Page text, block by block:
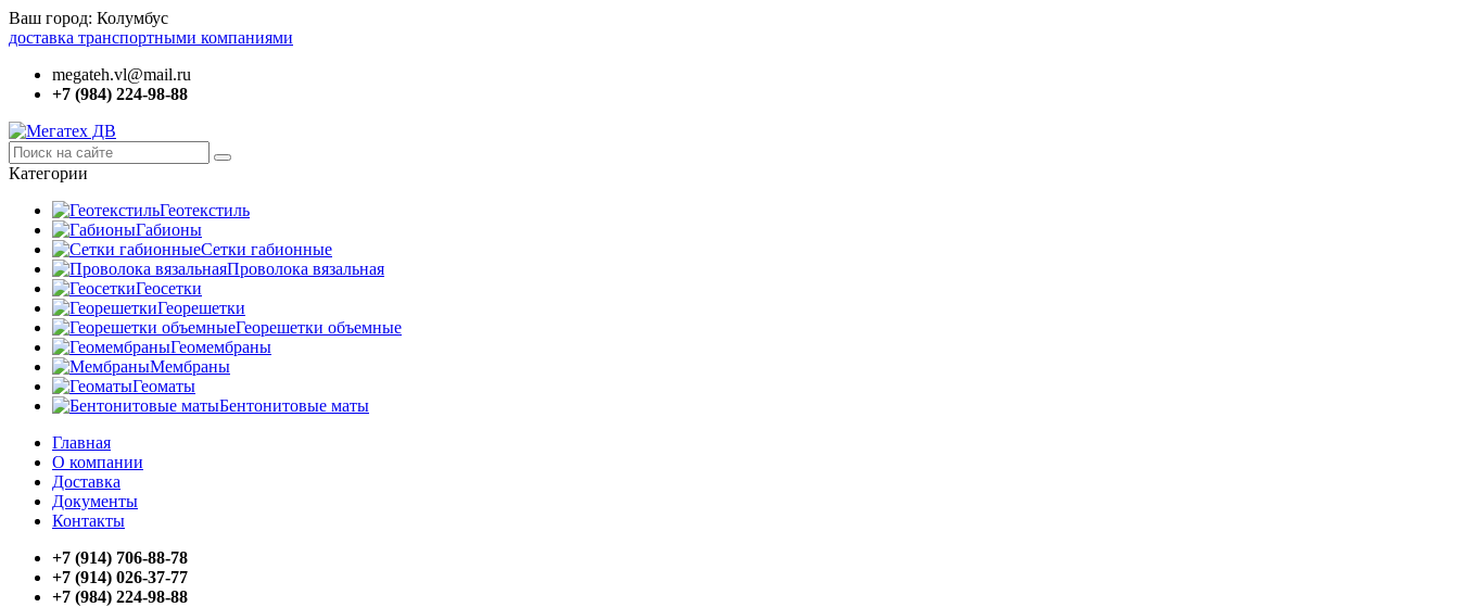
Ваш город: Колумбус
доставка транспортными компаниями
megateh.vl@mail.ru
+7 (984) 224-98-88
Категории
Геотекстиль
Габионы
Сетки габионные
Проволока вязальная
Геосетки
Георешетки
Георешетки объемные
Геомембраны
Мембраны
Геоматы
Бентонитовые маты
Главная
О компании
Доставка
Документы
Контакты
+7 (914) 706-88-78
+7 (914) 026-37-77
+7 (984) 224-98-88